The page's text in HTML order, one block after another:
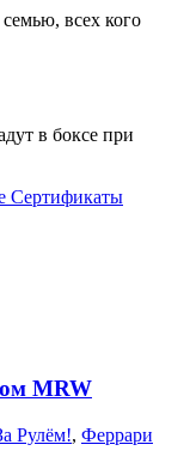
всех кого
в боксе при
Сертификаты
MRW
Рулём!, Феррари